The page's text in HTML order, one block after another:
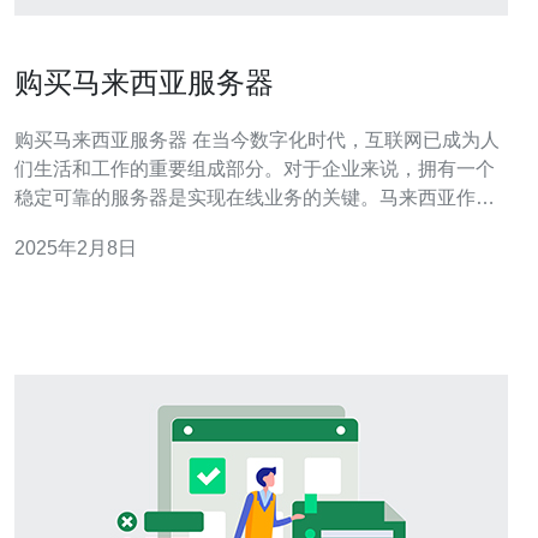
购买马来西亚服务器
购买马来西亚服务器 在当今数字化时代，互联网已成为人
们生活和工作的重要组成部分。对于企业来说，拥有一个
稳定可靠的服务器是实现在线业务的关键。马来西亚作为
来西亚服务器是许多企业的首选，以下是一些关于购买马
2025年2月8日